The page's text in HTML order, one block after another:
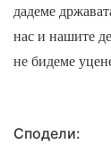
дадеме
нас и нашите
не бидеме
Сподели: